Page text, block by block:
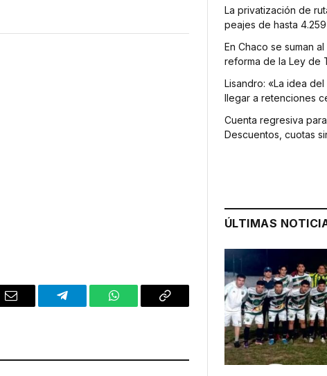
Email Telegram WhatsAppCopy
La privatización de
peajes de hasta
En Chaco se suman
reforma de la Ley de
Lisandro: «La idea
llegar a retenciones
Cuenta regresiva
Descuentos, cuotas
ÚLTIMAS